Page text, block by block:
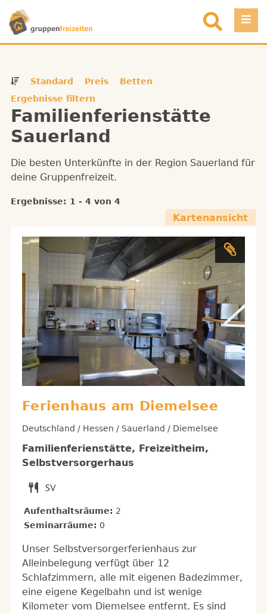
Direkt zum Inhalt
Registrieren
Standard Preis
Betten
Ergebnisse filtern
Familienferienstätte
Sauerland
Die besten Unterkünfte in der Region Sauerland für
deine Gruppenfreizeit.
Ergebnisse: 1 - 4 von 4
Kartenansicht
Ferienhaus am Diemelsee
Deutschland / Hessen / Sauerland / Diemelsee
Familienferienstätte, Freizeitheim,
Selbstversorgerhaus
Aufenthaltsräume: 2
Seminarräume: 0
Unser Selbstversorgerferienhaus zur
Alleinbelegung verfügt über 12
Schlafzimmern, alle mit eigenen Badezimmer,
eine eigene Kegelbahn und ist wenige
Kilometer vom Diemelsee entfernt. Es sind